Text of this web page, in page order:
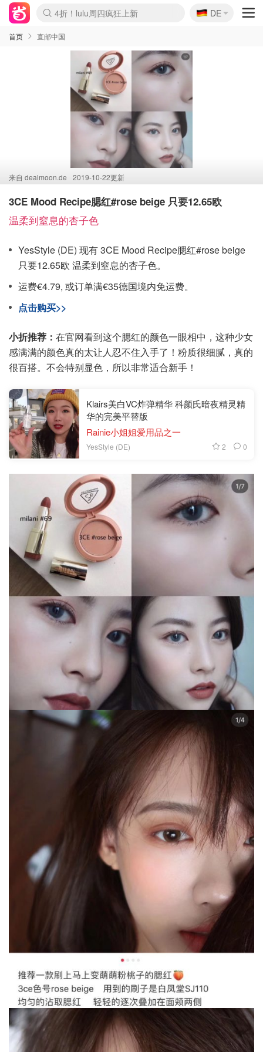
Boticinal 夏促开抢！
4折！lulu周四疯狂上新
还没结束！&OtherStories大促
Joybuy变相75折 随时失效
速领！Stanley独家85折
疑似霸哥！Camper额外叠85折
Zalando 奥莱闪促！每日更新
Moncler反季囤！5折起+叠9折
Coach Brooklyn仅€192
🇩🇪
DE
首页 直邮中国
来自 dealmoon.de 2019-10-22更新
3CE Mood Recipe腮红#rose beige 只要12.65欧
温柔到窒息的杏子色
YesStyle (DE) 现有 3CE Mood Recipe腮红#rose beige
只要12.65欧 温柔到窒息的杏子色。
运费€4.79, 或订单满€35德国境内免运费。
点击购买>>
小折推荐： 在官网看到这个腮红的颜色一眼相中，这种少女
感满满的颜色真的太让人忍不住入手了！粉质很细腻，真的
很百搭。不会特别显色，所以非常适合新手！
Klairs美白VC炸弹精华 科颜氏暗夜精灵精
华的完美平替版
Rainie小姐姐爱用品之一
YesStyle (DE) 2 0